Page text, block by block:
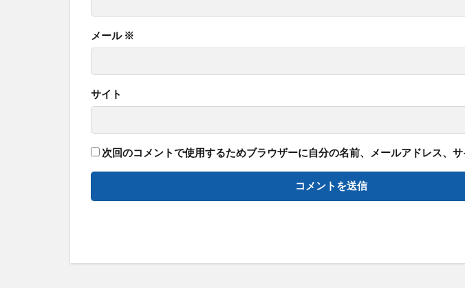
メール ※
サイト
次回のコメントで使用するためブラウザーに自分の名前、メールアドレス、サ